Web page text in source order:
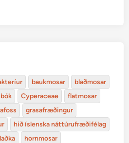
baukmosar
blaðmosar
bók Cyperaceae
flatmosar
grasafræðingur
hið íslenska náttúrufræðifélag
hornmosar